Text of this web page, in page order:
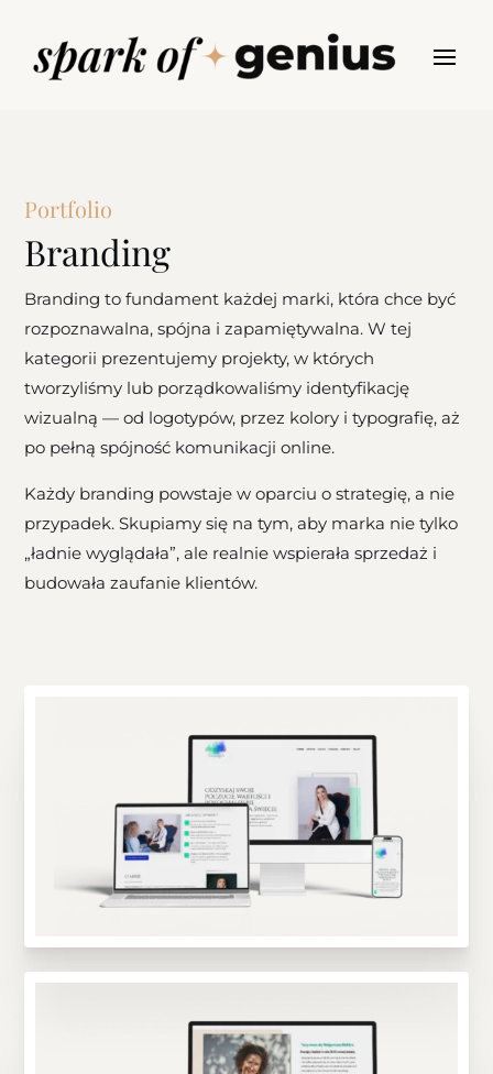
Portfolio
Branding
Branding to fundament każdej marki, która chce być
rozpoznawalna, spójna i zapamiętywalna. W tej
kategorii prezentujemy projekty, w których
tworzyliśmy lub porządkowaliśmy identyfikację
wizualną — od logotypów, przez kolory i typografię, aż
po pełną spójność komunikacji online.
Każdy branding powstaje w oparciu o strategię, a nie
przypadek. Skupiamy się na tym, aby marka nie tylko
„ładnie wyglądała”, ale realnie wspierała sprzedaż i
budowała zaufanie klientów.